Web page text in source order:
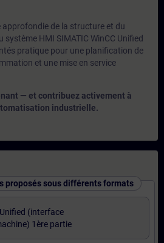
approfondie de la structure et du
HMI SIMATIC WinCC Unified
pratique pour une planification de
et une mise en service
— et contribuez activement à
industrielle.
proposés sous différents formats
(interface
1ère partie